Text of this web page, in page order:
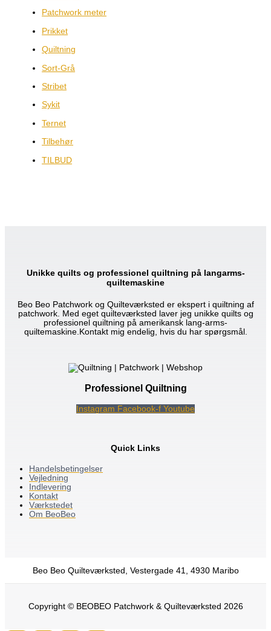
Patchwork meter
Prikket
Quiltning
Sort-Grå
Stribet
Sykit
Ternet
Tilbehør
TILBUD
Unikke quilts og professionel quiltning på langarms-
quiltemaskine
Beo Beo Patchwork og Quilteværksted er ekspert i quiltning af
patchwork. Med eget quilteværksted laver jeg unikke quilts og
professionel quiltning på amerikansk lang-arms-
quiltemaskine.Kontakt mig endelig, hvis du har spørgsmål.
Professionel Quiltning
Instagram Facebook-f Youtube
Quick Links
Handelsbetingelser
Vejledning
Indlevering
Kontakt
Værkstedet
Om BeoBeo
Beo Beo Quilteværksted, Vestergade 41, 4930 Maribo
Copyright © BEOBEO Patchwork & Quilteværksted 2026